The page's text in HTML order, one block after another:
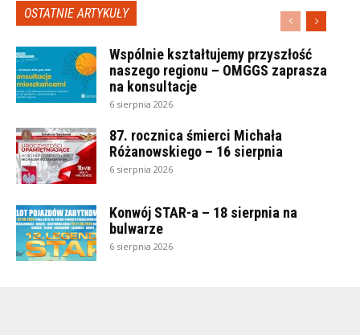
OSTATNIE ARTYKUŁY
Wspólnie kształtujemy przyszłość
naszego regionu – OMGGS zaprasza
na konsultacje
6 sierpnia 2026
87. rocznica śmierci Michała
Różanowskiego – 16 sierpnia
6 sierpnia 2026
Konwój STAR-a – 18 sierpnia na
bulwarze
6 sierpnia 2026